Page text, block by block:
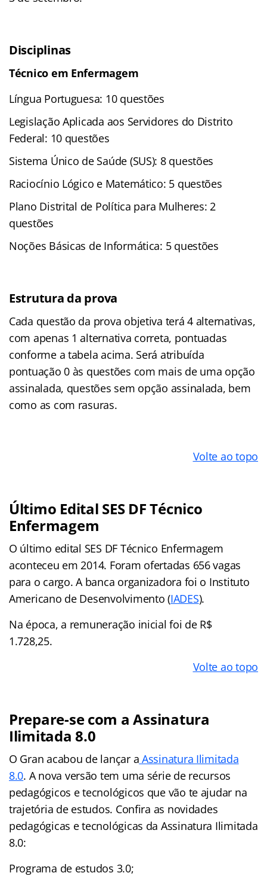
Disciplinas
Técnico em Enfermagem
Língua Portuguesa: 10 questões
Legislação Aplicada aos Servidores do Distrito
Federal: 10 questões
Sistema Único de Saúde (SUS): 8 questões
Raciocínio Lógico e Matemático: 5 questões
Plano Distrital de Política para Mulheres: 2
questões
Noções Básicas de Informática: 5 questões
Estrutura da prova
Cada questão da prova objetiva terá 4 alternativas,
com apenas 1 alternativa correta, pontuadas
conforme a tabela acima. Será atribuída
pontuação 0 às questões com mais de uma opção
assinalada, questões sem opção assinalada, bem
como as com rasuras.
Volte ao topo
Último Edital SES DF Técnico
Enfermagem
O último edital SES DF Técnico Enfermagem
aconteceu em 2014. Foram ofertadas 656 vagas
para o cargo. A banca organizadora foi o Instituto
Americano de Desenvolvimento (IADES).
Na época, a remuneração inicial foi de R$
1.728,25.
Volte ao topo
Prepare-se com a Assinatura
Ilimitada 8.0
O Gran acabou de lançar a Assinatura Ilimitada
8.0. A nova versão tem uma série de recursos
pedagógicos e tecnológicos que vão te ajudar na
trajetória de estudos. Confira as novidades
pedagógicas e tecnológicas da Assinatura Ilimitada
8.0:
Programa de estudos 3.0;